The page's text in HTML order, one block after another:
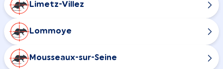
Limetz-Villez
Lommoye
Mousseaux-sur-Seine